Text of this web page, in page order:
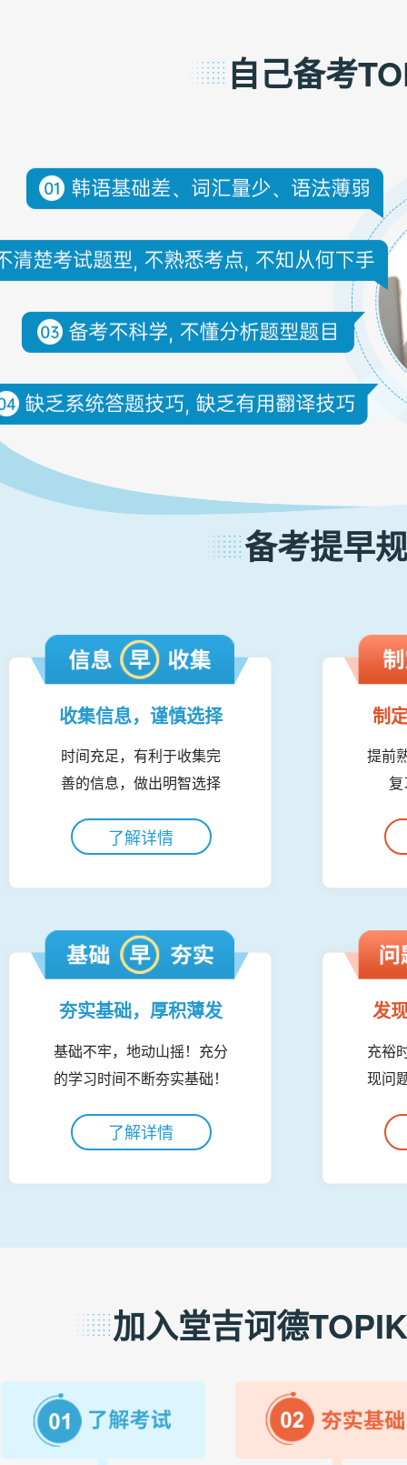
自己备考
备考提早
收集信息，谨慎选择
时间充足，有利于收集完
善的信息，做出明智选择
了解详情
制
提前
夯实基础，厚积薄发
基础不牢，地动山摇！充分
的学习时间不断夯实基础！
了解详情
发
充裕
现问
加入堂吉诃德